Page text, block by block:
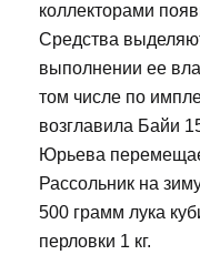
коллекторами
Средства
выполнении ее
том числе по
возглавила Байи
Юрьева
Рассольник на
500 грамм лука
перловки 1 кг.